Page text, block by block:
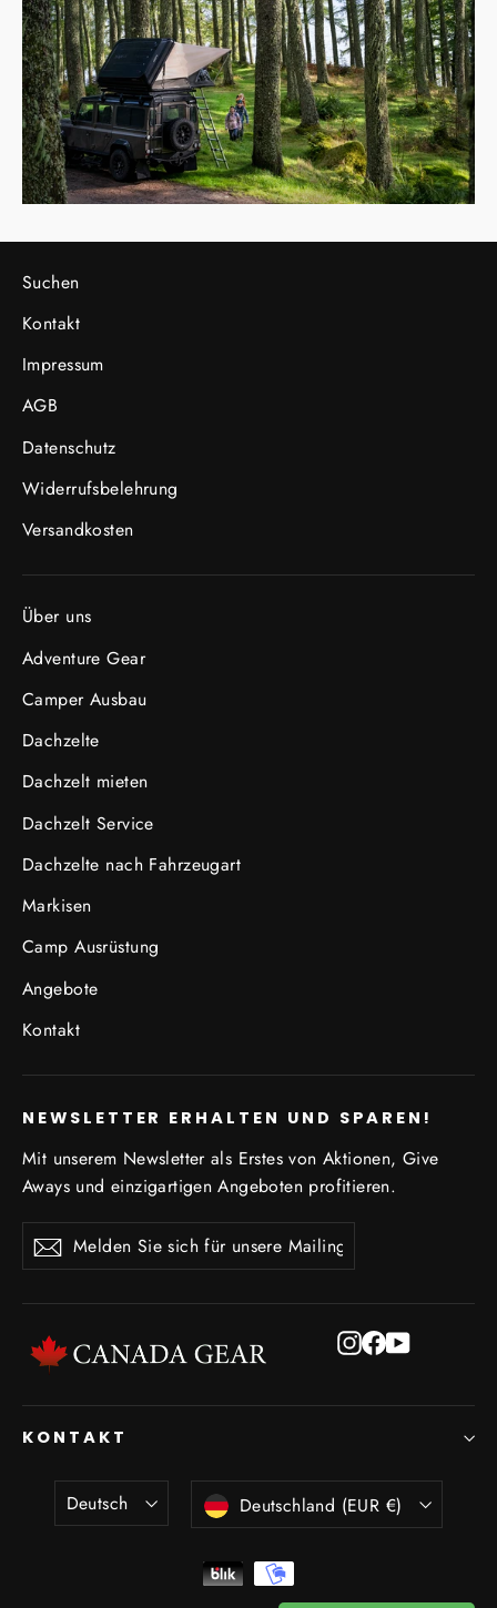
Suchen
Kontakt
Impressum
AGB
Datenschutz
Widerrufsbelehrung
Versandkosten
Über uns
Adventure Gear
Camper Ausbau
Dachzelte
Dachzelt mieten
Dachzelt Service
Dachzelte nach Fahrzeugart
Markisen
Camp Ausrüstung
Angebote
Kontakt
NEWSLETTER ERHALTEN UND SPAREN!
Mit unserem Newsletter als Erstes von Aktionen, Give
Aways und einzigartigen Angeboten profitieren.
Melden
Sie
für
unsere
Mailingliste
Abonnieren
Abonnieren
Instagram
Facebook
YouTube
KONTAKT
Sprache
Deutsch Währung
Deutschland (EUR €)